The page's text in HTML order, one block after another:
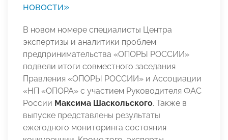
новости»
В новом номере специалисты Центра
экспертизы и аналитики проблем
предпринимательства «ОПОРЫ РОССИИ»
подвели итоги совместного заседания
Правления «ОПОРЫ РОССИИ» и Ассоциации
«НП «ОПОРА» с участием Руководителя ФАС
России Максима Шаскольского. Также в
выпуске представлены результаты
ежегодного мониторинга состояния